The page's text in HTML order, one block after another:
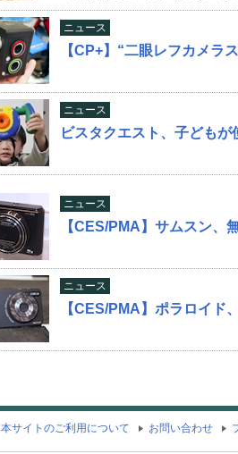
ニュース
【CP+】“二眼レフカメラ
ニュース
ビスタクエスト、子どもが
ニュース
【CES/PMA】サムスン、
ニュース
【CES/PMA】ポラロイ
本サイトのご利用について お問い合わせ